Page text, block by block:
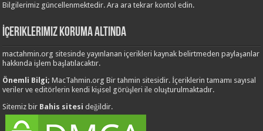
Bilgilerimiz güncellenmektedir. Ara ara tekrar kontol edin.
İçeriklerimiz Koruma Altında
mactahmin.org sitesinde yayınlanan içerikleri kaynak belirtmeden paylaşanlar
hakkında işlem başlatılacaktır.
Önemli Bilgi;MacTahmin.org Bir tahmin sitesidir. İçeriklerin tamamı sayısal
veriler ve editörlerin kendi kişisel görüşleri ile oluşturulmaktadır.
Sitemiz bir Bahis sitesi değildir.